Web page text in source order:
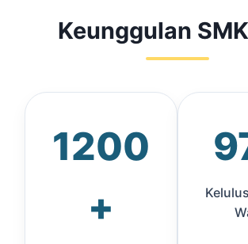
Keunggulan
1200
+